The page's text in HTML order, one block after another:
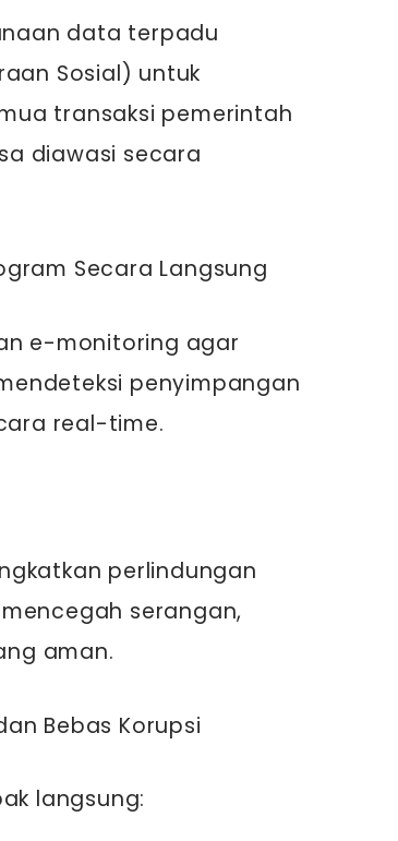
data terpadu
Sosial) untuk
transaksi pemerintah
diawasi secara
Secara Langsung
e-monitoring agar
penyimpangan
real-time.
perlindungan
serangan,
aman.
Bebas Korupsi
langsung: